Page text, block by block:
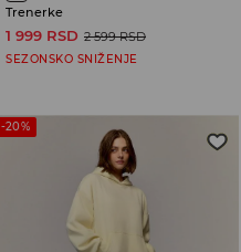
Trenerke
1 999 RSD 2 599 RSD
SEZONSKO SNIŽENJE
-20%